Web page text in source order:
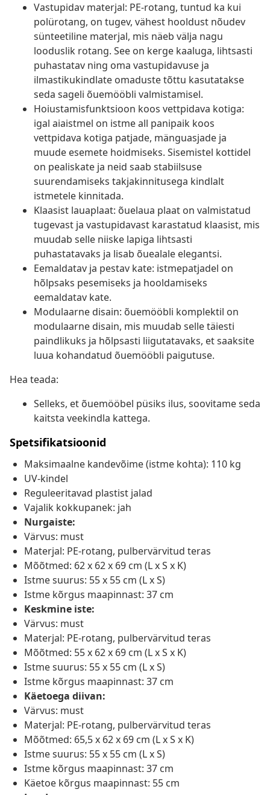
Vastupidav materjal: PE-rotang, tuntud ka kui
polürotang, on tugev, vähest hooldust nõudev
sünteetiline materjal, mis näeb välja nagu
looduslik rotang. See on kerge kaaluga, lihtsasti
puhastatav ning oma vastupidavuse ja
ilmastikukindlate omaduste tõttu kasutatakse
seda sageli õuemööbli valmistamisel.
Hoiustamisfunktsioon koos vettpidava kotiga:
igal aiaistmel on istme all panipaik koos
vettpidava kotiga patjade, mänguasjade ja
muude esemete hoidmiseks. Sisemistel kottidel
on pealiskate ja neid saab stabiilsuse
suurendamiseks takjakinnitusega kindlalt
istmetele kinnitada.
Klaasist lauaplaat: õuelaua plaat on valmistatud
tugevast ja vastupidavast karastatud klaasist, mis
muudab selle niiske lapiga lihtsasti
puhastatavaks ja lisab õuealale elegantsi.
Eemaldatav ja pestav kate: istmepatjadel on
hõlpsaks pesemiseks ja hooldamiseks
eemaldatav kate.
Modulaarne disain: õuemööbli komplektil on
modulaarne disain, mis muudab selle täiesti
paindlikuks ja hõlpsasti liigutatavaks, et saaksite
luua kohandatud õuemööbli paigutuse.
Hea teada:
Selleks, et õuemööbel püsiks ilus, soovitame seda
kaitsta veekindla kattega.
Spetsifikatsioonid
Maksimaalne kandevõime (istme kohta): 110 kg
UV-kindel
Reguleeritavad plastist jalad
Vajalik kokkupanek: jah
Nurgaiste:
Värvus: must
Materjal: PE-rotang, pulbervärvitud teras
Mõõtmed: 62 x 62 x 69 cm (L x S x K)
Istme suurus: 55 x 55 cm (L x S)
Istme kõrgus maapinnast: 37 cm
Keskmine iste:
Värvus: must
Materjal: PE-rotang, pulbervärvitud teras
Mõõtmed: 55 x 62 x 69 cm (L x S x K)
Istme suurus: 55 x 55 cm (L x S)
Istme kõrgus maapinnast: 37 cm
Käetoega diivan:
Värvus: must
Materjal: PE-rotang, pulbervärvitud teras
Mõõtmed: 65,5 x 62 x 69 cm (L x S x K)
Istme suurus: 55 x 55 cm (L x S)
Istme kõrgus maapinnast: 37 cm
Käetoe kõrgus maapinnast: 55 cm